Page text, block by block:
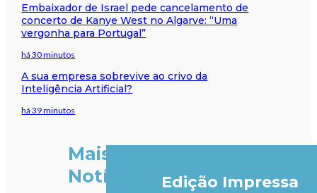
Embaixador de Israel pede cancelamento de
concerto de Kanye West no Algarve: “Uma
vergonha para Portugal”
há 30 minutos
A sua empresa sobrevive ao crivo da
Inteligência Artificial?
há 39 minutos
Mais
Notícias
Edição Impressa